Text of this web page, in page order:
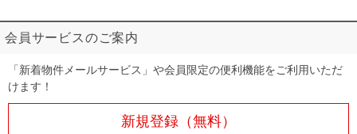
会員サービスのご案内
「新着物件メールサービス」や会員限定の便利機能をご利用いただ
けます！
新規登録（無料）